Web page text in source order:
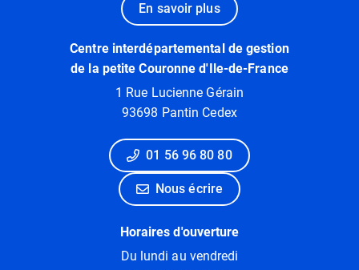
En savoir plus
Centre interdépartemental de gestion
de la petite Couronne d'Ile-de-France
1 Rue Lucienne Gérain
93698 Pantin Cedex
01 56 96 80 80
Nous écrire
Horaires d'ouverture
Du lundi au vendredi